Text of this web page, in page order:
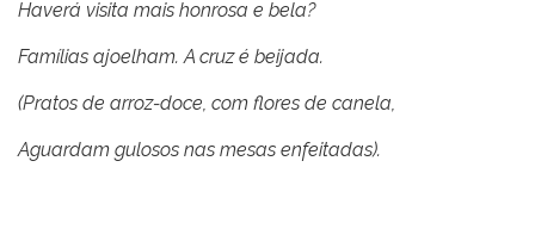
Haverá visita mais honrosa e bela?
Famílias ajoelham. A cruz é beijada.
(Pratos de arroz-doce, com flores de canela,
Aguardam gulosos nas mesas enfeitadas).